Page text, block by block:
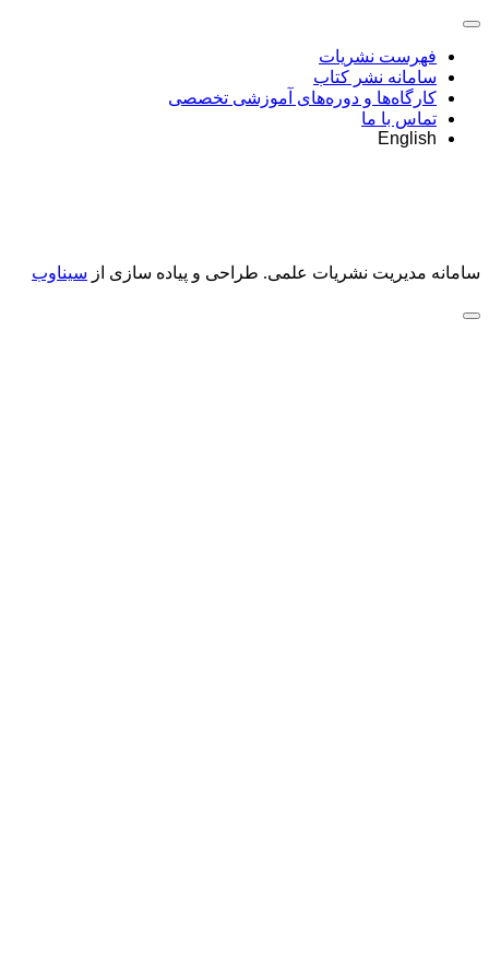
فهرست نشریات
سامانه نشر کتاب
کارگاه‌ها و دوره‌های آموزشی تخصصی
تماس با ما
English
سامانه مدیریت نشریات علمی. طراحی و پیاده سازی از سیناوب